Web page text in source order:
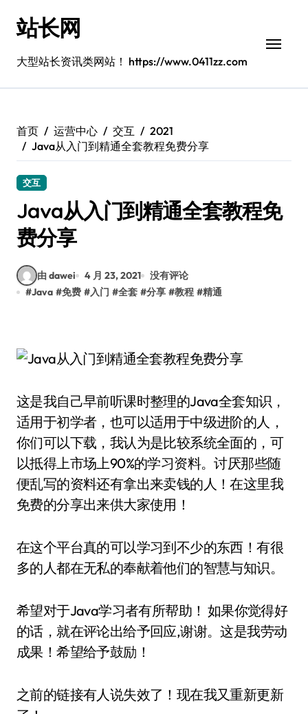
站长网
大型站长资讯类网站！ https://www.0411zz.com
首页 运营中心 交互
2021
Java从入门到精通全套教程免费分享
交互
Java从入门到精通全套教程免
费分享
由 dawei 4 月 23, 2021
没有评论
#Java #免费 #入门 #全套 #分享 #教程 #精通
这是我自己早前听课时整理的Java全套知识，
适用于初学者，也可以适用于中级进阶的人，
你们可以下载，我认为是比较系统全面的，可
以抵得上市场上90%的学习资料。讨厌那些随
便乱写的资料还有拿出来卖钱的人！在这里我
免费的分享出来供大家使用！
在这个平台真的可以学习到不少的东西！有很
多的人都在无私的奉献着他们的智慧与知识。
希望对于Java学习者有所帮助！ 如果你觉得好
的话，就在评论出给予回应,谢谢。这是我劳动
成果！希望给予鼓励！
之前的链接有人说失效了！现在我又重新更新